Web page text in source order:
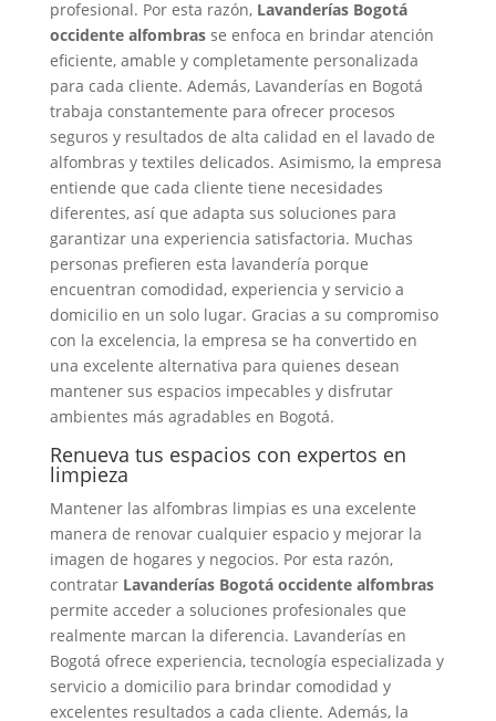
profesional. Por esta razón, Lavanderías Bogotá
occidente alfombrasse enfoca en brindar atención
eficiente, amable y completamente personalizada
para cada cliente. Además, Lavanderías en Bogotá
trabaja constantemente para ofrecer procesos
seguros y resultados de alta calidad en el lavado de
alfombras y textiles delicados. Asimismo, la empresa
entiende que cada cliente tiene necesidades
diferentes, así que adapta sus soluciones para
garantizar una experiencia satisfactoria. Muchas
personas prefieren esta lavandería porque
encuentran comodidad, experiencia y servicio a
domicilio en un solo lugar. Gracias a su compromiso
con la excelencia, la empresa se ha convertido en
una excelente alternativa para quienes desean
mantener sus espacios impecables y disfrutar
ambientes más agradables en Bogotá.
Renueva tus espacios con expertos en
limpieza
Mantener las alfombras limpias es una excelente
manera de renovar cualquier espacio y mejorar la
imagen de hogares y negocios. Por esta razón,
contratar Lavanderías Bogotá occidente alfombras
permite acceder a soluciones profesionales que
realmente marcan la diferencia. Lavanderías en
Bogotá ofrece experiencia, tecnología especializada y
servicio a domicilio para brindar comodidad y
excelentes resultados a cada cliente. Además, la